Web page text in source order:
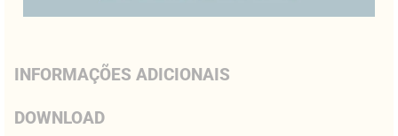
INFORMAÇÕES ADICIONAIS
DOWNLOAD